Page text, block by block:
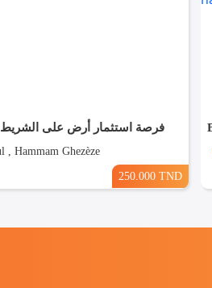
فرصة استثمار أرض على
, Hammam Ghezèze
250.000 TND